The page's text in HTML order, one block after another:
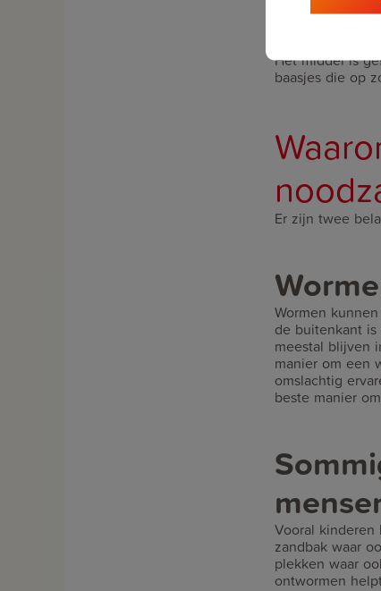
Het middel is
baasjes die op
Er zijn twee
Wormen
de buitenkant
meestal blijven
manier om een
omslachtig
beste manier
Vooral
zandbak waar
plekken waar
ontwormen